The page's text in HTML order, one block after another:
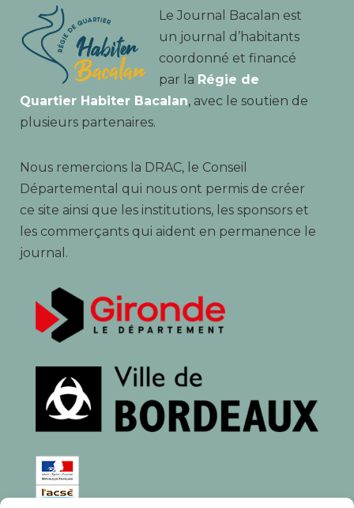
Le Journal Bacalan est
un journal d’habitants
coordonné et financé
par la Régie de
Quartier Habiter Bacalan, avec le soutien de
plusieurs partenaires.
Nous remercions la DRAC, le Conseil
Départemental qui nous ont permis de créer
ce site ainsi que les institutions, les sponsors et
les commerçants qui aident en permanence le
journal.